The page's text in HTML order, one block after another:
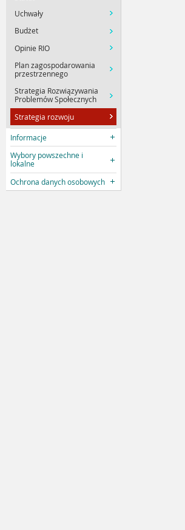
Uchwały
Budżet
Opinie RIO
Plan zagospodarowania
przestrzennego
Strategia Rozwiązywania
Problemów Społecznych
Strategia rozwoju
Informacje
Wybory powszechne i
lokalne
Ochrona danych osobowych